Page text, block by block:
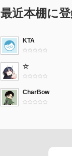
最近本棚に
KTA
☆
CharBow